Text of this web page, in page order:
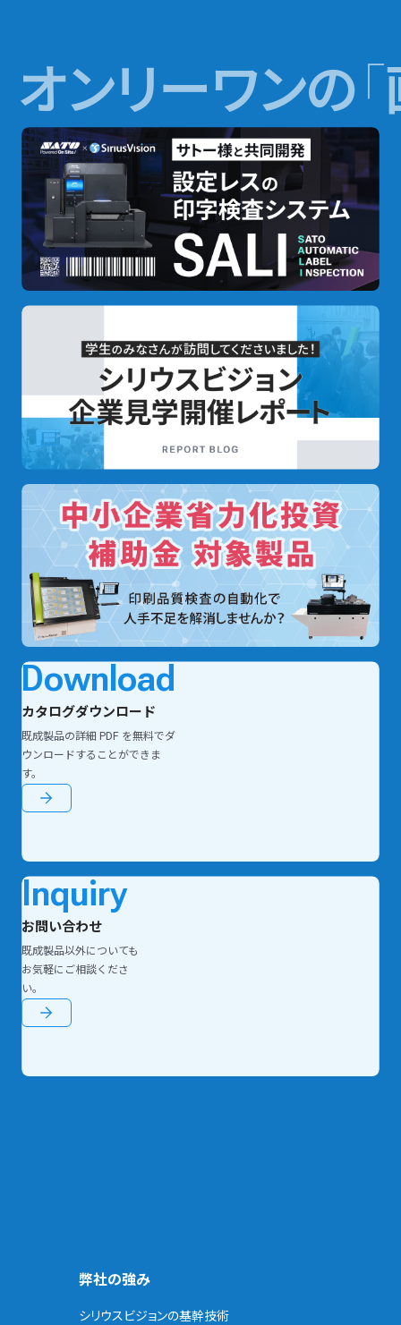
オンリーワンの「
Download
カタログダウンロード
既成製品の詳細 PDF を無料でダ
ウンロードすることができま
す。
Inquiry
お問い合わせ
既成製品以外についても
お気軽にご相談くださ
い。
弊社の強み
シリウスビジョンの基幹技術